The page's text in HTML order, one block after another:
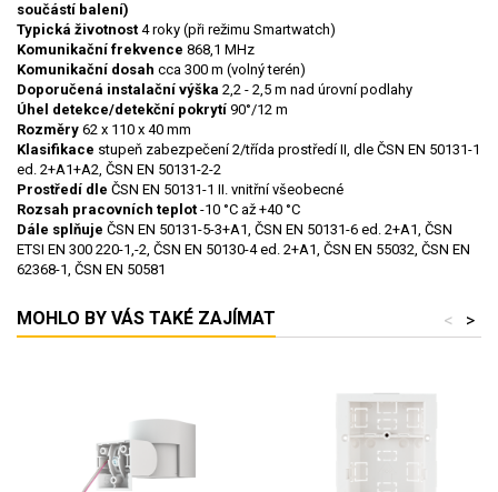
součástí balení)
Typická životnost 4 roky (při režimu Smartwatch)
Komunikační frekvence 868,1 MHz
Komunikační dosah cca 300 m (volný terén)
Doporučená instalační výška 2,2 - 2,5 m nad úrovní podlahy
Úhel detekce/detekční pokrytí 90°/12 m
Rozměry 62 x 110 x 40 mm
Klasifikace stupeň zabezpečení 2/třída prostředí II, dle ČSN EN 50131-1
ed. 2+A1+A2, ČSN EN 50131-2-2
Prostředí dle ČSN EN 50131-1 II. vnitřní všeobecné
Rozsah pracovních teplot -10 °C až +40 °C
Dále splňuje ČSN EN 50131-5-3+A1, ČSN EN 50131-6 ed. 2+A1, ČSN
ETSI EN 300 220-1,-2, ČSN EN 50130-4 ed. 2+A1, ČSN EN 55032, ČSN EN
62368-1, ČSN EN 50581
MOHLO BY VÁS TAKÉ ZAJÍMAT >
<